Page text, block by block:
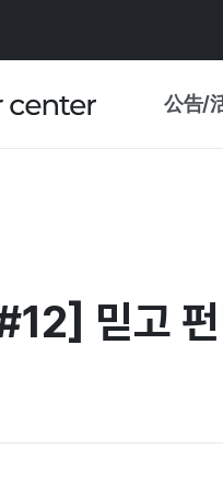
公告/
特展日历
믿고